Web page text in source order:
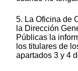
5. La Oficina de
la Dirección
Públicas la
los titulares de
apartados 3 y 4